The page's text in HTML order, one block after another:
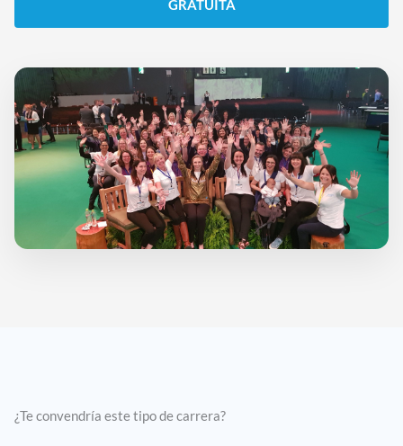
GRATUITA
¿Te convendría este tipo de carrera?